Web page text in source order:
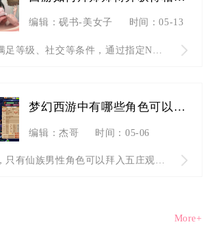
编辑：砚书-美女子 时间：05-13
梦幻西游中有哪些角色可以进入五庄观
编辑：杰哥 时间：05-06
More+